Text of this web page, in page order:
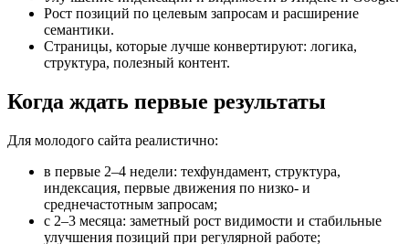
Рост позиций по целевым запросам и расширение
семантики.
Страницы, которые лучше конвертируют: логика,
структура, полезный контент.
Когда ждать первые результаты
Для молодого сайта реалистично:
в первые 2–4 недели: техфундамент, структура,
индексация, первые движения по низко- и
среднечастотным запросам;
с 2–3 месяца: заметный рост видимости и стабильные
улучшения позиций при регулярной работе;